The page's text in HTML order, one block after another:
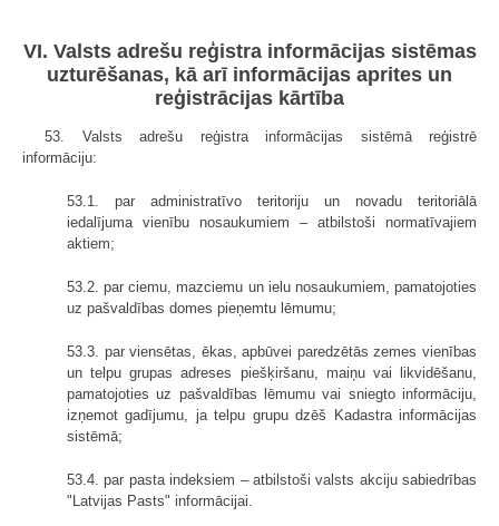
VI. Valsts adrešu reģistra informācijas sistēmas
uzturēšanas, kā arī informācijas aprites un
reģistrācijas kārtība
53. Valsts adrešu reģistra informācijas sistēmā reģistrē
informāciju:
53.1. par administratīvo teritoriju un novadu teritoriālā
iedalījuma vienību nosaukumiem – atbilstoši normatīvajiem
aktiem;
53.2. par ciemu, mazciemu un ielu nosaukumiem, pamatojoties
uz pašvaldības domes pieņemtu lēmumu;
53.3. par viensētas, ēkas, apbūvei paredzētās zemes vienības
un telpu grupas adreses piešķiršanu, maiņu vai likvidēšanu,
pamatojoties uz pašvaldības lēmumu vai sniegto informāciju,
izņemot gadījumu, ja telpu grupu dzēš Kadastra informācijas
sistēmā;
53.4. par pasta indeksiem – atbilstoši valsts akciju sabiedrības
"Latvijas Pasts" informācijai.